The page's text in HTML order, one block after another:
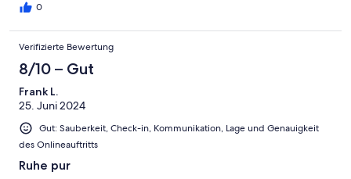
0
Verifizierte Bewertung
8/10 – Gut
Frank L.
25. Juni 2024
Gut: Sauberkeit, Check-in, Kommunikation, Lage und Genauigkeit
des Onlineauftritts
Ruhe pur